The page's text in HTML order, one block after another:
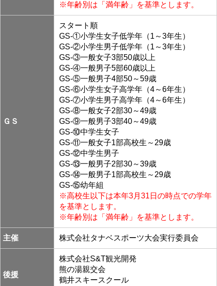
※年齢別は「満年齢」を基準とします。
ＧＳ
スタート順
GS-①小学生女子低学年（1～3年生）
GS-②小学生男子低学年（1～3年生）
GS-③一般女子3部50歳以上
GS-④一般男子5部60歳以上
GS-⑤一般男子4部50～59歳
GS-⑥小学生女子高学年（4～6年生）
GS-⑦小学生男子高学年（4～6年生）
GS-⑧一般女子2部30～49歳
GS-⑨一般男子3部40～49歳
GS-⑩中学生女子
GS-⑪一般女子1部高校生～29歳
GS-⑫中学生男子
GS-⑬一般男子2部30～39歳
GS-⑭一般男子1部高校生～29歳
GS-⑮幼年組
※高校生以下は本年3月31日の時点での学年
を基準とします。
※年齢別は「満年齢」を基準とします。
主催 株式会社タナベスポーツ大会実行委員会
後援
株式会社S&T観光開発
熊の湯親交会
鶴井スキースクール